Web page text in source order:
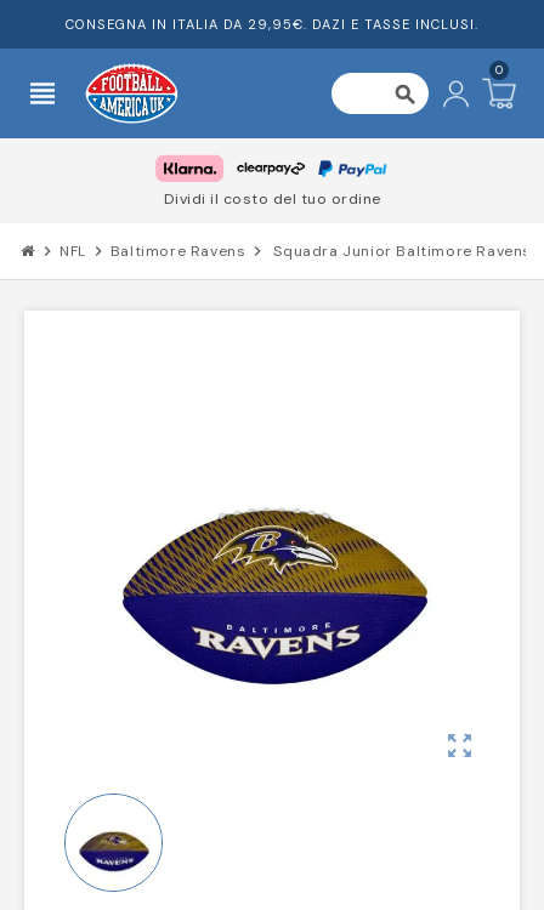
CONSEGNA IN ITALIA DA 29,95€. DAZI E TASSE INCLUSI.
view_headline search
0
Dividi il costo del tuo ordine
chevron_right NFL chevron_right Baltimore Ravens chevron_right Squadra Junior Baltimore Ravens
zoom_out_map